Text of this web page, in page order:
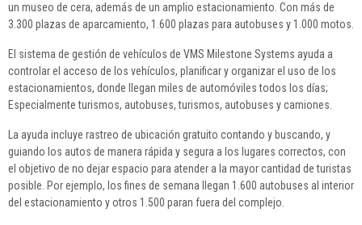
un museo de cera, además de un amplio estacionamiento. Con más de
3.300 plazas de aparcamiento, 1.600 plazas para autobuses y 1.000 motos.
El sistema de gestión de vehículos de VMS Milestone Systems ayuda a
controlar el acceso de los vehículos, planificar y organizar el uso de los
estacionamientos, donde llegan miles de automóviles todos los días;
Especialmente turismos, autobuses, turismos, autobuses y camiones.
La ayuda incluye rastreo de ubicación gratuito contando y buscando, y
guiando los autos de manera rápida y segura a los lugares correctos, con
el objetivo de no dejar espacio para atender a la mayor cantidad de turistas
posible. Por ejemplo, los fines de semana llegan 1.600 autobuses al interior
del estacionamiento y otros 1.500 paran fuera del complejo.